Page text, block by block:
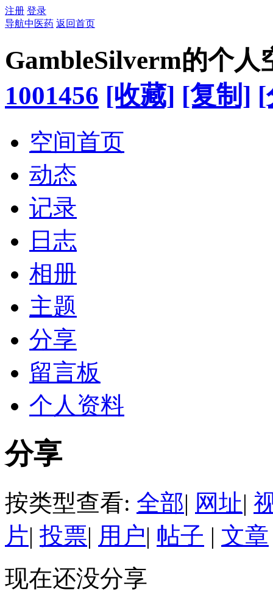
注册 登录
导航中医药 返回首页
GambleSilverm的个人
1001456 [收藏] [复制] [
空间首页
动态
记录
日志
相册
主题
分享
留言板
个人资料
分享
按类型查看: 全部| 网址|
片| 投票| 用户| 帖子 | 文章
现在还没分享